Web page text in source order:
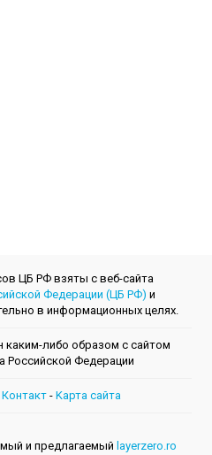
ЦБ РФ взяты с веб-сайта
Федерации (ЦБ РФ) и
в информационных целях.
каким-либо образом с сайтом
Российской Федерации
Контакт - Kарта сайта
и предлагаемый layerzero.ro